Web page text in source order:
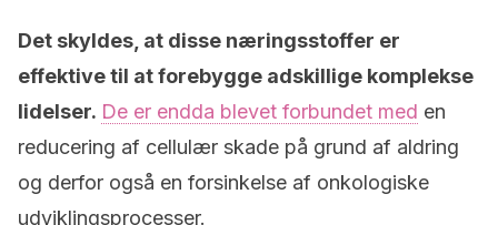
Det skyldes, at disse næringsstoffer er
effektive til at forebygge adskillige komplekse
lidelser. De er endda blevet forbundet med en
reducering af cellulær skade på grund af aldring
og derfor også en forsinkelse af onkologiske
udviklingsprocesser.